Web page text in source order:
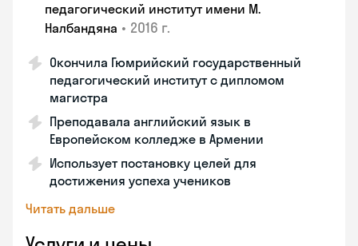
педагогический институт имени М.
Налбандяна • 2016 г.
Окончила Гюмрийский государственный
педагогический институт с дипломом
магистра
Преподавала английский язык в
Европейском колледже в Армении
Использует постановку целей для
достижения успеха учеников
Читать дальше